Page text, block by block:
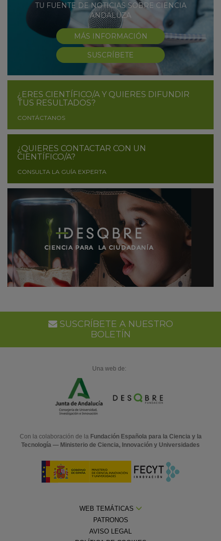
TU FUENTE DE NOTICIAS SOBRE CIENCIA
ANDALUZA
MÁS INFORMACIÓN
SUSCRÍBETE
¿ERES CIENTÍFICO/A Y QUIERES DIFUNDIR
TUS RESULTADOS?
CONTÁCTANOS
¿QUIERES CONTACTAR CON UN
CIENTÍFICO/A?
CONSULTA LA GUÍA EXPERTA
SUSCRÍBETE A NUESTRO
BOLETÍN
Una web de:
Con la colaboración de la Fundación Española para la Ciencia y la
Tecnología — Ministerio de Ciencia, Innovación y Universidades
WEB TEMÁTICAS
PATRONOS
AVISO LEGAL